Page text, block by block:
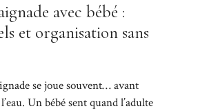
avec bébé :
et organisation sans
se joue souvent… avant
Un bébé sent quand l’adulte